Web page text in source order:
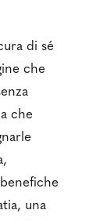
di sé
che
che
una